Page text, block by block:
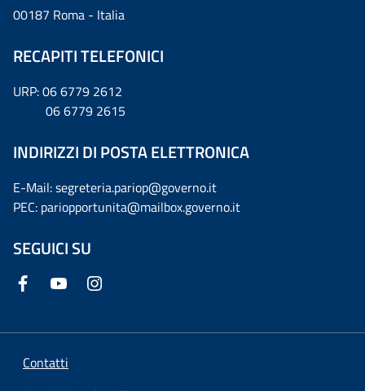
00187 Roma - Italia
RECAPITI TELEFONICI
URP: 06 6779 2612
06 6779 2615
INDIRIZZI DI POSTA ELETTRONICA
E-Mail: segreteria.pariop@governo.it
PEC: pariopportunita@mailbox.governo.it
SEGUICI SU
Contatti